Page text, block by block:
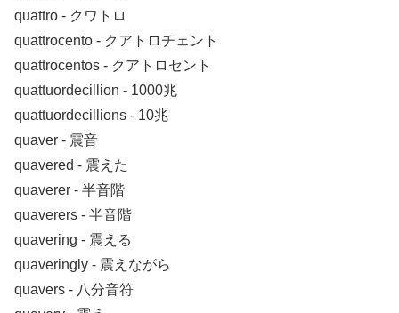
quattro ‐ クワトロ
quattrocento ‐ クアトロチェント
quattrocentos ‐ クアトロセント
quattuordecillion ‐ 1000兆
quattuordecillions ‐ 10兆
quaver ‐ 震音
quavered ‐ 震えた
quaverer ‐ 半音階
quaverers ‐ 半音階
quavering ‐ 震える
quaveringly ‐ 震えながら
quavers ‐ 八分音符